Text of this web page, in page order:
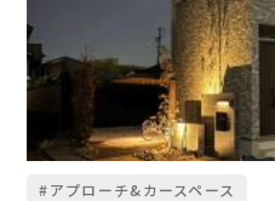
#アプローチ&カースペース